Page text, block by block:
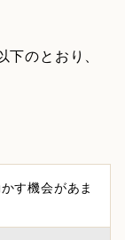
のとおり、
す機会があま